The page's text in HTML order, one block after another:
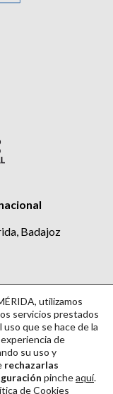
Badajoz
utilizamos
servicios prestados
que se hace de la
de
su uso y
rechazarlas
pincheaquí.
de Cookies